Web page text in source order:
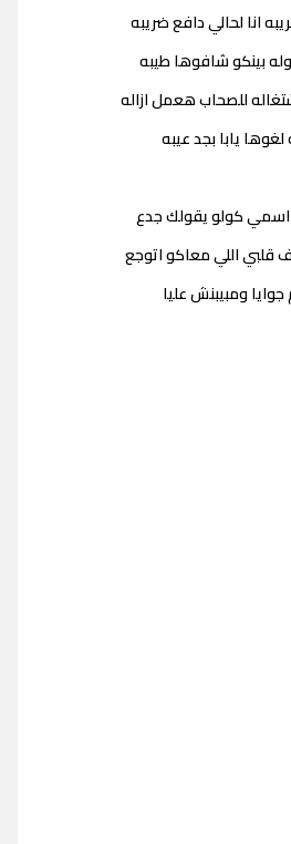
انا لحالي دافع ضريبه
بينكو شافوها طيبه
للصحاب هعمل ازاله
لغوها يابا بجد عيبه
اسمي كولو يقولك جدع
اللي معاكو اتوجع
جوايا ومبيبنش عليا